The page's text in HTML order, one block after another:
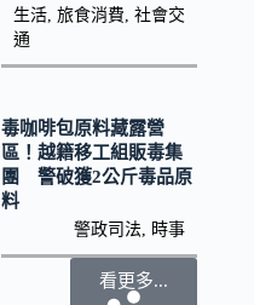
生活, 旅食消費 社會交
通
毒咖啡包原料藏露營
區！越籍移工組販毒集
團 警破獲2公斤毒品原
料
警政司法 時事
看更多...